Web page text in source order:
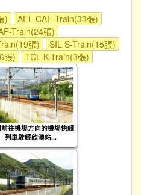
)
AEL CAF-Train(33張)
Train(24張)
張)
SIL S-Train(15張)
張) TCL K-Train(3張)
往機場方向的機場快綫
列車駛經欣澳站...